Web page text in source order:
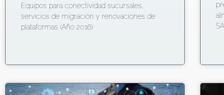
Equipos para conectividad sucursales,
servicios de migración y renovaciones de
plataformas (Año 2016)